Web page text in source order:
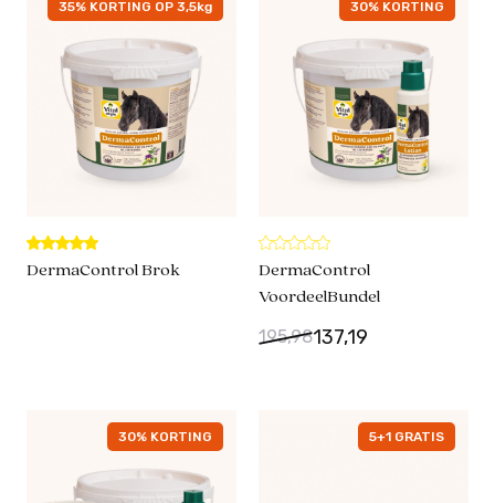
35% KORTING OP 3,5kg
DermaControl Brok
30% KORTING
DermaControl
VoordeelBundel
195,98137,19
30% KORTING 5+1 GRATIS